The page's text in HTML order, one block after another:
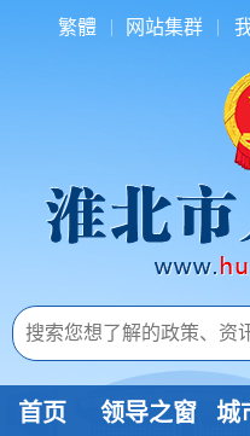
繁體 网站集群
首页 领导之窗 城